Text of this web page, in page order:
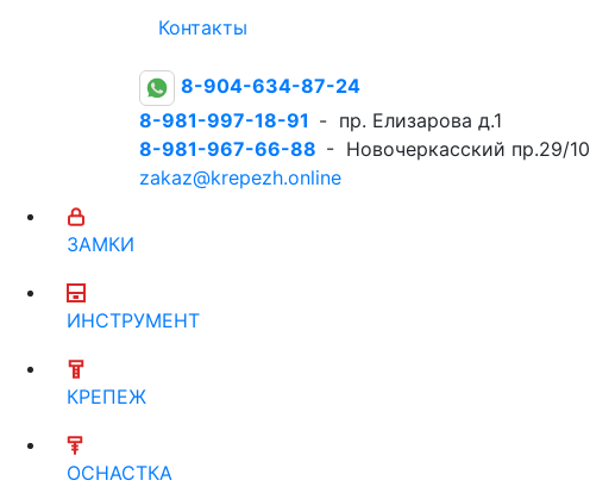
Контакты
8-904-634-87-24
8-981-997-18-91 - пр. Елизарова д.1
8-981-967-66-88 - Новочеркасский пр.29/10
zakaz@krepezh.online
ЗАМКИ
ИНСТРУМЕНТ
КРЕПЕЖ
ОСНАСТКА